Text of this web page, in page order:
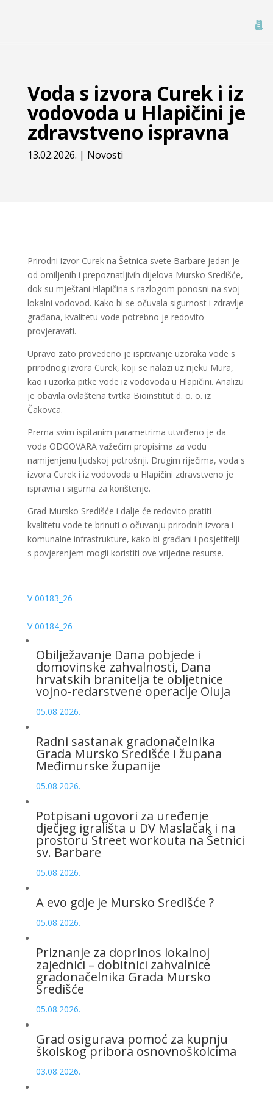
Voda s izvora Curek i iz
vodovoda u Hlapičini je
zdravstveno ispravna
13.02.2026. | Novosti
Prirodni izvor Curek na Šetnica svete Barbare jedan je
od omiljenih i prepoznatljivih dijelova Mursko Središće,
dok su mještani Hlapičina s razlogom ponosni na svoj
lokalni vodovod. Kako bi se očuvala sigurnost i zdravlje
građana, kvalitetu vode potrebno je redovito
provjeravati.
Upravo zato provedeno je ispitivanje uzoraka vode s
prirodnog izvora Curek, koji se nalazi uz rijeku Mura,
kao i uzorka pitke vode iz vodovoda u Hlapičini. Analizu
je obavila ovlaštena tvrtka Bioinstitut d. o. o. iz
Čakovca.
Prema svim ispitanim parametrima utvrđeno je da
voda ODGOVARA važećim propisima za vodu
namijenjenu ljudskoj potrošnji. Drugim riječima, voda s
izvora Curek i iz vodovoda u Hlapičini zdravstveno je
ispravna i sigurna za korištenje.
Grad Mursko Središće i dalje će redovito pratiti
kvalitetu vode te brinuti o očuvanju prirodnih izvora i
komunalne infrastrukture, kako bi građani i posjetitelji
s povjerenjem mogli koristiti ove vrijedne resurse.
V 00183_26
V 00184_26
Obilježavanje Dana pobjede i
domovinske zahvalnosti, Dana
hrvatskih branitelja te obljetnice
vojno-redarstvene operacije Oluja
05.08.2026.
Radni sastanak gradonačelnika
Grada Mursko Središće i župana
Međimurske županije
05.08.2026.
Potpisani ugovori za uređenje
dječjeg igrališta u DV Maslačak i na
prostoru Street workouta na Šetnici
sv. Barbare
05.08.2026.
A evo gdje je Mursko Središće ?
05.08.2026.
Priznanje za doprinos lokalnoj
zajednici – dobitnici zahvalnice
gradonačelnika Grada Mursko
Središće
05.08.2026.
Grad osigurava pomoć za kupnju
školskog pribora osnovnoškolcima
03.08.2026.